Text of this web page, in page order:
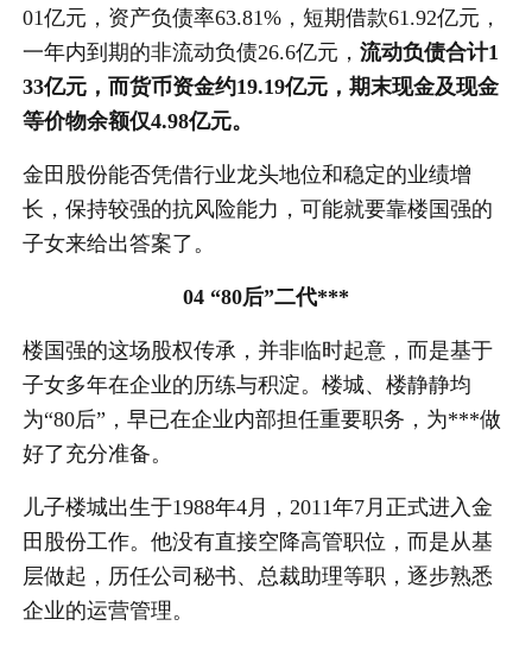
01亿元，资产负债率63.81%，短期借款61.92亿元，
一年内到期的非流动负债26.6亿元，流动负债合计1
33亿元，而货币资金约19.19亿元，期末现金及现金
等价物余额仅4.98亿元。
金田股份能否凭借行业龙头地位和稳定的业绩增
长，保持较强的抗风险能力，可能就要靠楼国强的
子女来给出答案了。
04 “80后”二代***
楼国强的这场股权传承，并非临时起意，而是基于
子女多年在企业的历练与积淀。楼城、楼静静均
为“80后”，早已在企业内部担任重要职务，为***做
好了充分准备。
儿子楼城出生于1988年4月，2011年7月正式进入金
田股份工作。他没有直接空降高管职位，而是从基
层做起，历任公司秘书、总裁助理等职，逐步熟悉
企业的运营管理。